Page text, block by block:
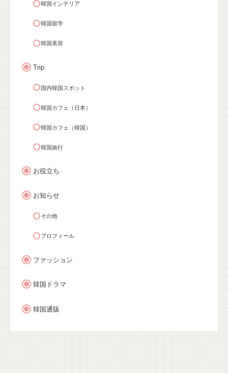
韓国インテリア
韓国留学
韓国美容
Trip
国内韓国スポット
韓国カフェ（日本）
韓国カフェ（韓国）
韓国旅行
お役立ち
お知らせ
その他
プロフィール
ファッション
韓国ドラマ
韓国通販